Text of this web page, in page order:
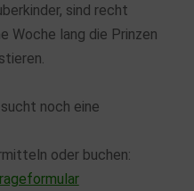
sind recht
Woche lang die Prinzen
noch eine
oder buchen: